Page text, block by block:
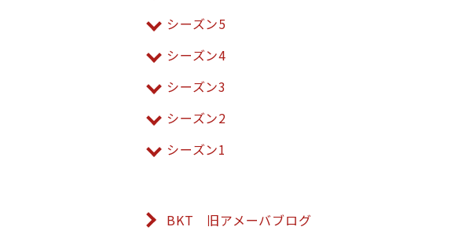
シーズン5
シーズン4
シーズン3
シーズン2
シーズン1
BKT 旧アメーバブログ